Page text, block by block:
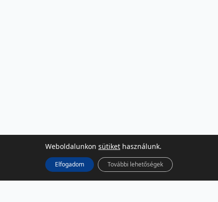
Weboldalunkon sütiket használunk.
Elfogadom További lehetőségek